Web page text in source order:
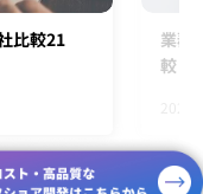
比較21
業務
較・